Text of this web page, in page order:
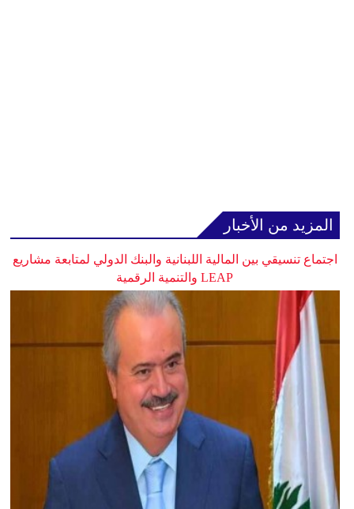
المزيد من الأخبار
اجتماع تنسيقي بين المالية اللبنانية والبنك الدولي لمتابعة مشاريع
LEAP والتنمية الرقمية